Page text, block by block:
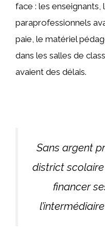
face : les
paraprofessionnels
paie, le matériel
dans les salles de
avaient des délais.
Sans argent
district
financer